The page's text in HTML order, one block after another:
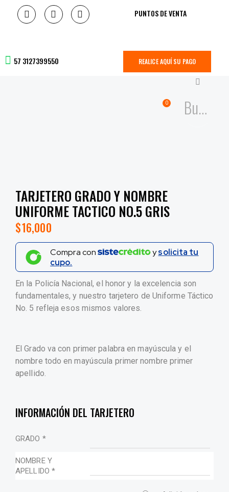
PUNTOS DE VENTA
57 3127399550 REALICE AQUÍ SU PAGO
0
TARJETERO GRADO Y NOMBRE
UNIFORME TACTICO NO.5 GRIS
$16,000
Compra con ysolicita tu
cupo.
En la Policía Nacional, el honor y la excelencia son
fundamentales, y nuestro tarjetero de Uniforme Táctico
No. 5 refleja esos mismos valores.
El Grado va con primer palabra en mayúscula y el
nombre todo en mayúscula primer nombre primer
apellido.
INFORMACIÓN DEL TARJETERO
GRADO *
NOMBRE Y
APELLIDO *